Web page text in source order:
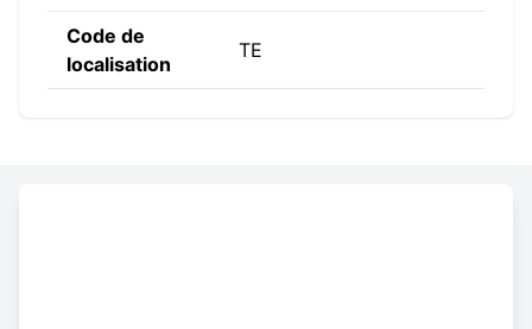
Code de
localisation
TE